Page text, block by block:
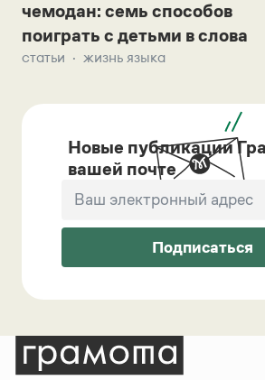
чемодан: семь способов
поиграть с детьми в слова
статьи жизнь языка
Новые публикации
вашей почте
Подписаться